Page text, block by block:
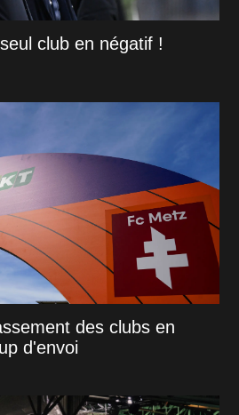
club en négatif !
des clubs en
d'envoi